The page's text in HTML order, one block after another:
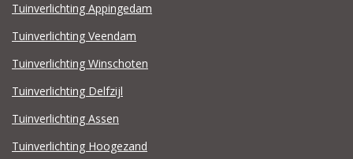
Tuinverlichting Appingedam
Tuinverlichting Veendam
Tuinverlichting Winschoten
Tuinverlichting Delfzijl
Tuinverlichting Assen
Tuinverlichting Hoogezand